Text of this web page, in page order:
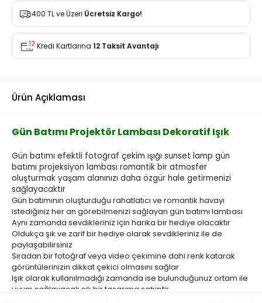
400 TL ve Üzeri Ücretsiz Kargo!
Kredi Kartlarına 12 Taksit Avantajı
Ürün Açıklaması
Gün Batımı Projektör Lambası Dekoratif Işık
Gün batımı efektli fotoğraf çekim ışığı sunset lamp gün
batımı projeksiyon lambası romantik bir atmosfer
oluşturmak yaşam alanınızı daha özgür hale getirmenizi
sağlayacaktır
Gün batımının oluşturduğu rahatlatıcı ve romantik havayı
istediğiniz her an görebilmenizi sağlayan gün batımı lambası
Aynı zamanda sevdikleriniz için harika bir hediye olacaktır
Oldukça şık ve zarif bir hediye olarak sevdikleriniz ile de
paylaşabilirsiniz
Sıradan bir fotoğraf veya video çekimine dahi renk katarak
görüntülerinizin dikkat çekici olmasını sağlar
Işık olarak kullanılmadığı zamanda ise bulunduğunuz ortam ile
uyum sağlayacak şık bir tasarıma sahiptir